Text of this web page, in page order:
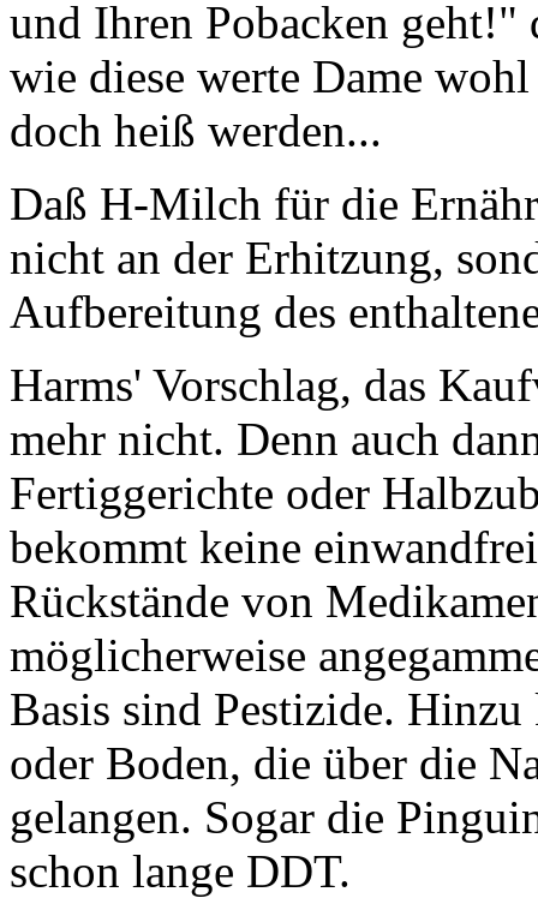
und Ihren Pobacken geht!"
wie diese werte Dame
doch heiß werden...
Daß H-Milch für die
nicht an der Erhitzung,
Aufbereitung des
Harms' Vorschlag, das
mehr nicht. Denn auch
Fertiggerichte oder
bekommt keine
Rückstände von
möglicherweise
Basis sind Pestizide.
oder Boden, die über die
gelangen. Sogar die
schon lange DDT.